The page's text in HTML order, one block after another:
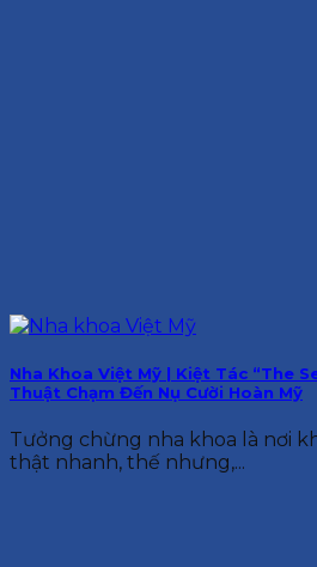
Nha Khoa Việt Mỹ | Kiệt Tác “The
Thuật Chạm Đến Nụ Cười Hoàn Mỹ
Tưởng chừng nha khoa là nơi
thật nhanh, thế nhưng,...